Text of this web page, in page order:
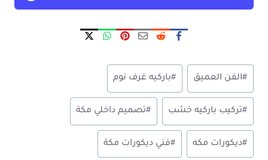
وسوم
المقال:
#الفن العميق #باركيه غرف نوم
#تركيب باركيه خشب #تصميم داخلي مكة
#ديكورات مكه #فني ديكورات مكة